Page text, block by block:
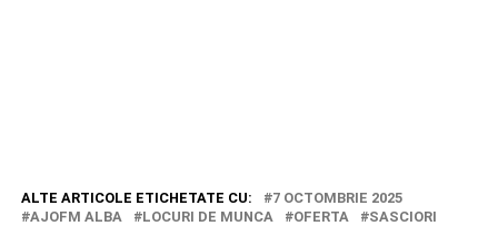
ALTE ARTICOLE ETICHETATE CU:
7 OCTOMBRIE 2025
AJOFM ALBA
LOCURI DE MUNCA OFERTA SASCIORI